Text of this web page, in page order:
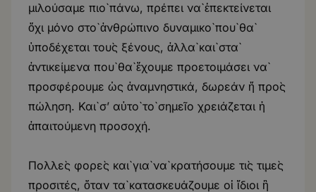
μιλούσαμε πιὸ πάνω, πρέπει νὰ ἐπεκτείνεται
ὄχι μόνο στὸ ἀνθρώπινο δυναμικὸ ποὺ θὰ
ὑποδέχεται τοὺς ξένους, ἀλλὰ καὶ στὰ
ἀντικείμενα ποὺ θὰ ἔχουμε προετοιμάσει νὰ
προσφέρουμε ὡς ἀναμνηστικά, δωρεάν ἤ πρὸς
πώληση. Καὶ σ’ αὐτὸ τὸ σημεῖο χρειάζεται ἡ
ἀπαιτούμενη προσοχή.
Πολλὲς φορὲς καὶ γιὰ νὰ κρατήσουμε τὶς τιμὲς
προσιτές, ὅταν τὰ κατασκευάζουμε οἱ ἴδιοι ἢ